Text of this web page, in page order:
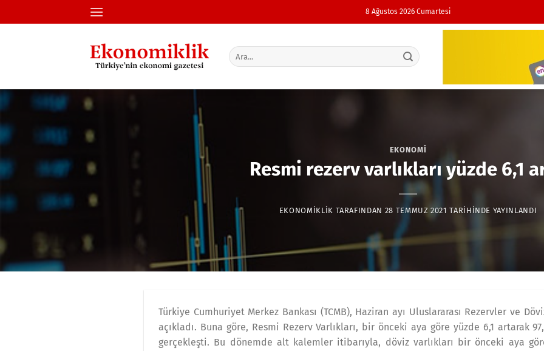
atla
8 Ağustos 2026 Cumartesi
EKONOMI
Resmi rezerv varlıkları yüzde 6,1
EKONOMIKLIK TARAFINDAN 28 TEMMUZ 2021 TARIHINDE YAYINLANDI
Türkiye Cumhuriyet Merkez Bankası (TCMB), Haziran ayı Uluslararası Rezervler ve
açıkladı. Buna göre, Resmi Rezerv Varlıkları, bir önceki aya göre yüzde 6,1 artarak
gerçekleşti. Bu dönemde alt kalemler itibarıyla, döviz varlıkları bir önceki aya